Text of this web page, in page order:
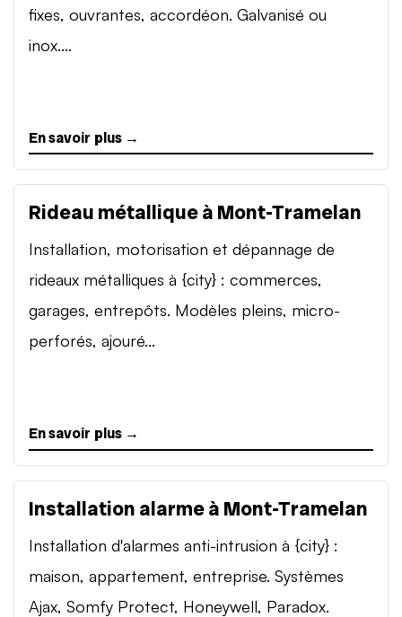
fixes, ouvrantes, accordéon. Galvanisé ou
inox....
En savoir plus →
Rideau métallique à Mont-Tramelan
Installation, motorisation et dépannage de
rideaux métalliques à {city} : commerces,
garages, entrepôts. Modèles pleins, micro-
perforés, ajouré...
En savoir plus →
Installation alarme à Mont-Tramelan
Installation d'alarmes anti-intrusion à {city} :
maison, appartement, entreprise. Systèmes
Ajax, Somfy Protect, Honeywell, Paradox.